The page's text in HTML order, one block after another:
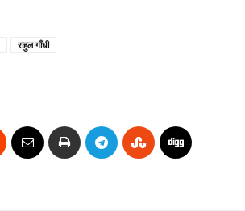
राहुल गाँधी